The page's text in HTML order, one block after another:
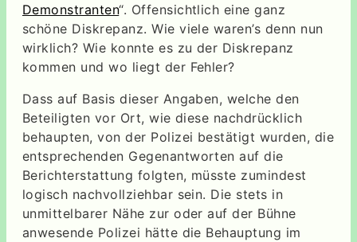
Demonstranten“. Offensichtlich eine ganz
schöne Diskrepanz. Wie viele waren’s denn nun
wirklich? Wie konnte es zu der Diskrepanz
kommen und wo liegt der Fehler?
Dass auf Basis dieser Angaben, welche den
Beteiligten vor Ort, wie diese nachdrücklich
behaupten, von der Polizei bestätigt wurden, die
entsprechenden Gegenantworten auf die
Berichterstattung folgten, müsste zumindest
logisch nachvollziehbar sein. Die stets in
unmittelbarer Nähe zur oder auf der Bühne
anwesende Polizei hätte die Behauptung im